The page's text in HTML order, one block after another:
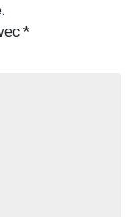
*